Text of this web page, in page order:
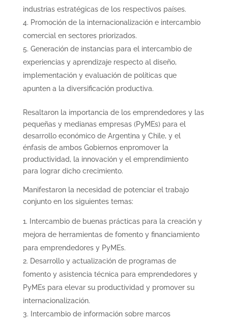
industrias estratégicas de los respectivos países.
Promoción de la internacionalización e intercambio
comercial en sectores priorizados.
Generación de instancias para el intercambio de
experiencias y aprendizaje respecto al diseño,
implementación y evaluación de políticas que
apunten a la diversificación productiva.
Resaltaron la importancia de los emprendedores y las
pequeñas y medianas empresas (PyMEs) para el
desarrollo económico de Argentina y Chile, y el
énfasis de ambos Gobiernos enpromover la
productividad, la innovación y el emprendimiento
para lograr dicho crecimiento.
Manifestaron la necesidad de potenciar el trabajo
conjunto en los siguientes temas:
Intercambio de buenas prácticas para la creación y
mejora de herramientas de fomento y financiamiento
para emprendedores y PyMEs.
Desarrollo y actualización de programas de
fomento y asistencia técnica para emprendedores y
PyMEs para elevar su productividad y promover su
internacionalización.
Intercambio de información sobre marcos